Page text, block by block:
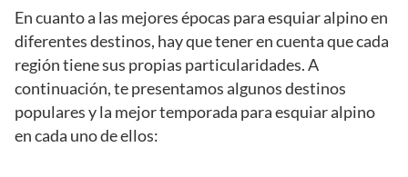
En cuanto a las mejores épocas para esquiar alpino en
diferentes destinos, hay que tener en cuenta que cada
región tiene sus propias particularidades. A
continuación, te presentamos algunos destinos
populares y la mejor temporada para esquiar alpino
en cada uno de ellos: